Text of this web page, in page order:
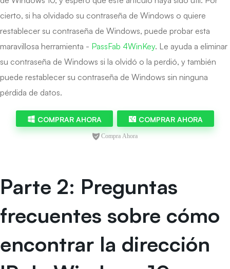
cierto, si ha olvidado su contraseña de Windows o quiere
restablecer su contraseña de Windows, puede probar esta
maravillosa herramienta - PassFab 4WinKey. Le ayuda a eliminar
su contraseña de Windows si la olvidó o la perdió, y también
puede restablecer su contraseña de Windows sin ninguna
pérdida de datos.
COMPRAR AHORA COMPRAR AHORA
Parte 2: Preguntas
frecuentes sobre cómo
encontrar la dirección